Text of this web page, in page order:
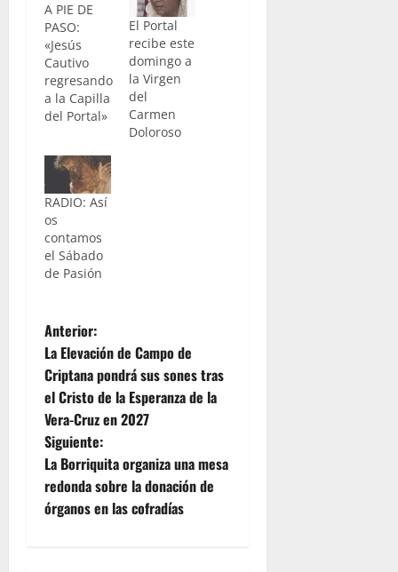
A PIE DE
PASO:
«Jesús
Cautivo
regresando
a la Capilla
del Portal»
El Portal
recibe este
domingo a
la Virgen
del
Carmen
Doloroso
RADIO: Así
os
contamos
el Sábado
de Pasión
N
a
v
e
g
a
Anterior:
La Elevación de Campo de
Criptana pondrá sus sones tras
el Cristo de la Esperanza de la
Vera-Cruz en 2027
Siguiente:
La Borriquita organiza una mesa
redonda sobre la donación de
órganos en las cofradías